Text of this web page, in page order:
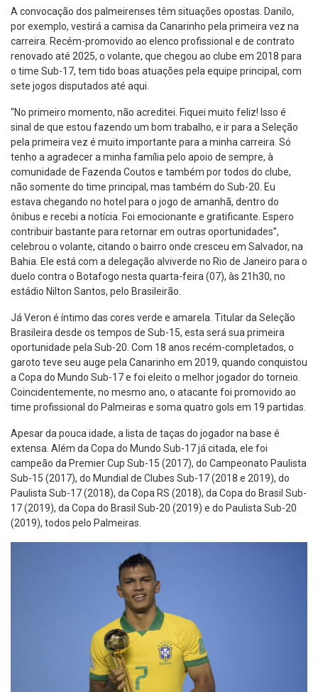
A convocação dos palmeirenses têm situações opostas. Danilo,
por exemplo, vestirá a camisa da Canarinho pela primeira vez na
carreira. Recém-promovido ao elenco profissional e de contrato
renovado até 2025, o volante, que chegou ao clube em 2018 para
o time Sub-17, tem tido boas atuações pela equipe principal, com
sete jogos disputados até aqui.
“No primeiro momento, não acreditei. Fiquei muito feliz! Isso é
sinal de que estou fazendo um bom trabalho, e ir para a Seleção
pela primeira vez é muito importante para a minha carreira. Só
tenho a agradecer a minha família pelo apoio de sempre, à
comunidade de Fazenda Coutos e também por todos do clube,
não somente do time principal, mas também do Sub-20. Eu
estava chegando no hotel para o jogo de amanhã, dentro do
ônibus e recebi a notícia. Foi emocionante e gratificante. Espero
contribuir bastante para retornar em outras oportunidades”,
celebrou o volante, citando o bairro onde cresceu em Salvador, na
Bahia. Ele está com a delegação alviverde no Rio de Janeiro para o
duelo contra o Botafogo nesta quarta-feira (07), às 21h30, no
estádio Nilton Santos, pelo Brasileirão.
Já Veron é íntimo das cores verde e amarela. Titular da Seleção
Brasileira desde os tempos de Sub-15, esta será sua primeira
oportunidade pela Sub-20. Com 18 anos recém-completados, o
garoto teve seu auge pela Canarinho em 2019, quando conquistou
a Copa do Mundo Sub-17 e foi eleito o melhor jogador do torneio.
Coincidentemente, no mesmo ano, o atacante foi promovido ao
time profissional do Palmeiras e soma quatro gols em 19 partidas.
Apesar da pouca idade, a lista de taças do jogador na base é
extensa. Além da Copa do Mundo Sub-17 já citada, ele foi
campeão da Premier Cup Sub-15 (2017), do Campeonato Paulista
Sub-15 (2017), do Mundial de Clubes Sub-17 (2018 e 2019), do
Paulista Sub-17 (2018), da Copa RS (2018), da Copa do Brasil Sub-
17 (2019), da Copa do Brasil Sub-20 (2019) e do Paulista Sub-20
(2019), todos pelo Palmeiras.